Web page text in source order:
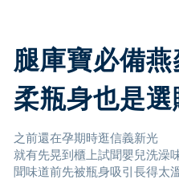
關鍵就是香香的沐浴乳跟保濕
推薦0-2歲寶寶一定要選二合一！
一瓶洗全身真的很方便
無淚安心配方 不怕泡泡用到眼
腿庫寶必備
柔瓶身也是
之前還在孕期時逛信義新光
就有先晃到櫃上試聞嬰兒洗澡
聞味道前先被瓶身吸引長得太